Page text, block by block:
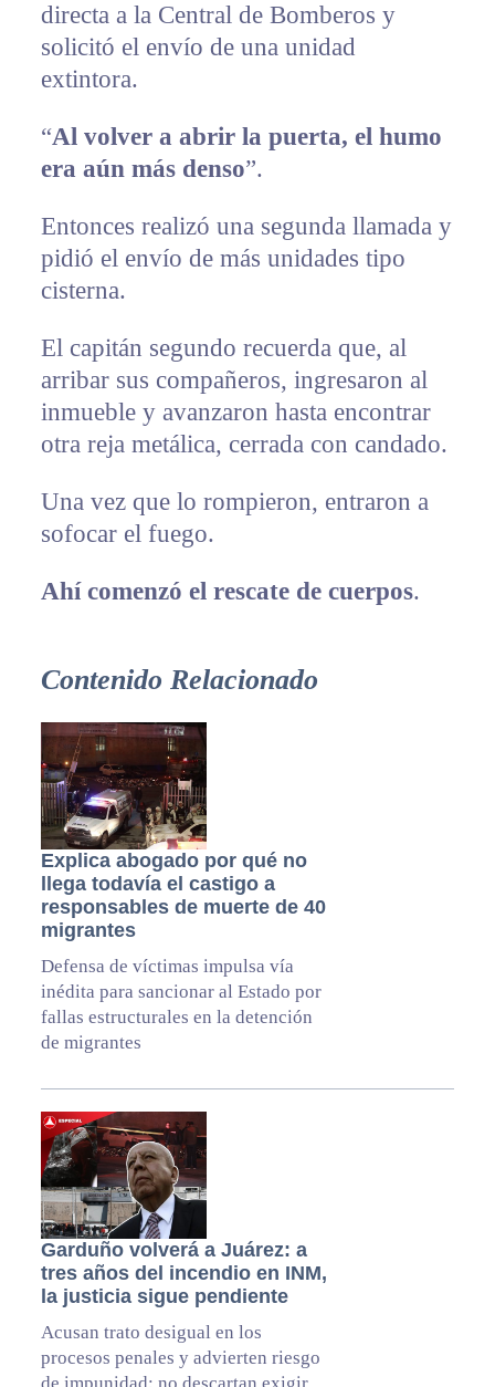
directa a la Central de Bomberos y
solicitó el envío de una unidad
extintora.
“Al volver a abrir la puerta, el humo
era aún más denso”.
Entonces realizó una segunda llamada y
pidió el envío de más unidades tipo
cisterna.
El capitán segundo recuerda que, al
arribar sus compañeros, ingresaron al
inmueble y avanzaron hasta encontrar
otra reja metálica, cerrada con candado.
Una vez que lo rompieron, entraron a
sofocar el fuego.
Ahí comenzó el rescate de cuerpos.
Contenido Relacionado
Explica abogado por qué no
llega todavía el castigo a
responsables de muerte de 40
migrantes
Defensa de víctimas impulsa vía
inédita para sancionar al Estado por
fallas estructurales en la detención
de migrantes
Garduño volverá a Juárez: a
tres años del incendio en INM,
la justicia sigue pendiente
Acusan trato desigual en los
procesos penales y advierten riesgo